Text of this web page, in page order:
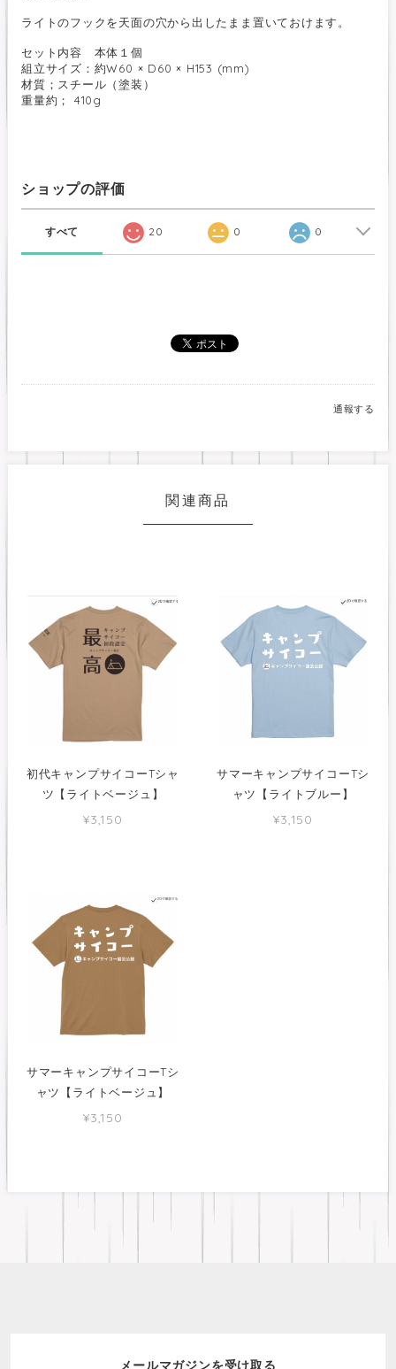
ライトのフックを天面の穴から出したまま置いておけます。
セット内容 本体１個
組立サイズ：約W60 × D60 × H153 (mm)
材質；スチール（塗装）
重量約； 410g
ショップの評価
すべて 20 0 0
通報する
関連商品
初代キャンプサイコーTシャ
ツ【ライトベージュ】
¥3,150
サマーキャンプサイコーTシ
ャツ【ライトブルー】
¥3,150
サマーキャンプサイコーTシ
ャツ【ライトベージュ】
¥3,150
メールマガジンを受け取る